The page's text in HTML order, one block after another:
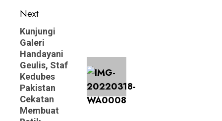
Next
Next
post:
Kunjungi
Galeri
Handayani
Geulis, Staf
Kedubes
Pakistan
Cekatan
Membuat